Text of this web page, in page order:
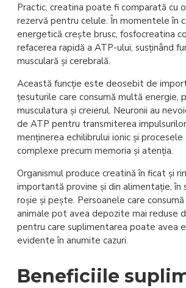
Practic, creatina poate fi comparată cu
rezervă pentru celule. În momentele în
energetică crește brusc, fosfocreatina
refacerea rapidă a ATP-ului, susținând
musculară și cerebrală.
Această funcție este deosebit de
țesuturile care consumă multă energie,
musculatura și creierul. Neuronii au
de ATP pentru transmiterea
menținerea echilibrului ionic și
complexe precum memoria și atenția.
Organismul produce creatină în ficat și
importantă provine și din alimentație, în
roșie și pește. Persoanele care
animale pot avea depozite mai reduse
pentru care suplimentarea poate avea
evidente în anumite cazuri.
Beneficiile